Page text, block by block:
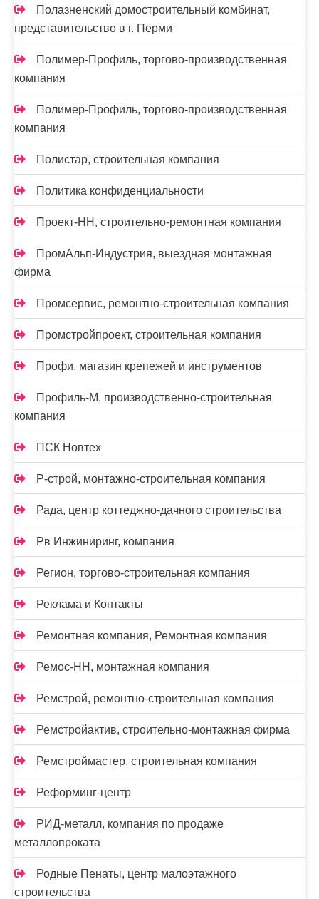
Полазненский домостроительный комбинат,
представительство в г. Перми
Полимер-Профиль, торгово-производственная
компания
Полимер-Профиль, торгово-производственная
компания
Полистар, строительная компания
Политика конфиденциальности
Проект-НН, строительно-ремонтная компания
ПромАльп-Индустрия, выездная монтажная
фирма
Промсервис, ремонтно-строительная компания
Промстройпроект, строительная компания
Профи, магазин крепежей и инструментов
Профиль-М, производственно-строительная
компания
ПСК Новтех
Р-строй, монтажно-строительная компания
Рада, центр коттеджно-дачного строительства
Рв Инжиниринг, компания
Регион, торгово-строительная компания
Реклама и Контакты
Ремонтная компания, Ремонтная компания
Ремос-НН, монтажная компания
Ремстрой, ремонтно-строительная компания
Ремстройактив, строительно-монтажная фирма
Ремстроймастер, строительная компания
Реформинг-центр
РИД-металл, компания по продаже
металлопроката
Родные Пенаты, центр малоэтажного
строительства